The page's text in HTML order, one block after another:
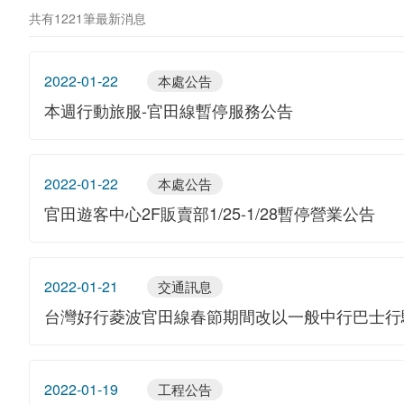
共有1221筆最新消息
2022-01-22 本處公告
本週行動旅服-官田線暫停服務公告
2022-01-22 本處公告
官田遊客中心2F販賣部1/25-1/28暫停營業公告
2022-01-21 交通訊息
台灣好行菱波官田線春節期間改以一般中行巴士
2022-01-19 工程公告